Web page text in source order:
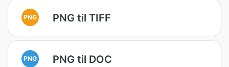
PNG PNG til TIFF
PNG PNG til DOC